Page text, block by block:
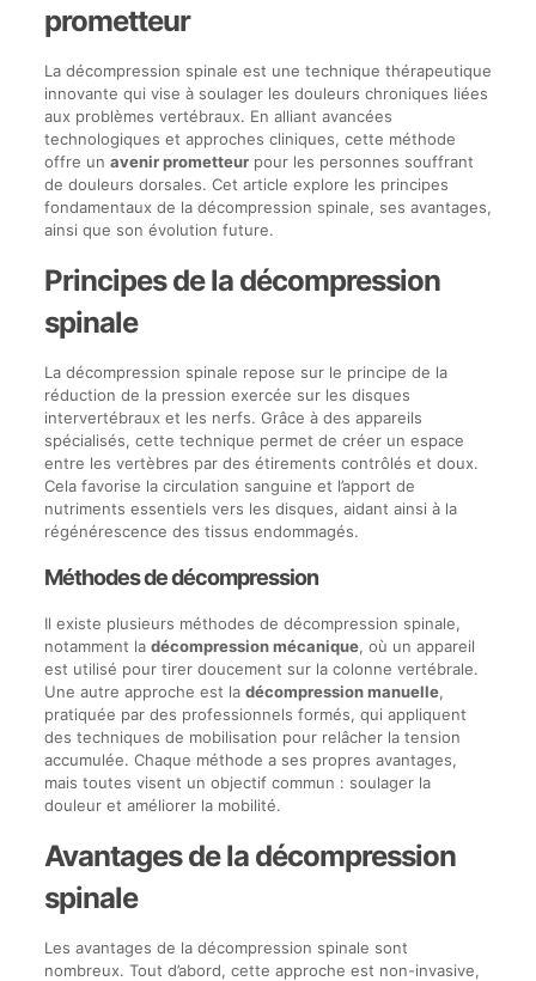
prometteur
La décompression spinale est une technique thérapeutique
innovante qui vise à soulager les douleurs chroniques liées
aux problèmes vertébraux. En alliant avancées
technologiques et approches cliniques, cette méthode
offre un avenir prometteurpour les personnes souffrant
de douleurs dorsales. Cet article explore les principes
fondamentaux de la décompression spinale, ses avantages,
ainsi que son évolution future.
Principes de la décompression
spinale
La décompression spinale repose sur le principe de la
réduction de la pression exercée sur les disques
intervertébraux et les nerfs. Grâce à des appareils
spécialisés, cette technique permet de créer un espace
entre les vertèbres par des étirements contrôlés et doux.
Cela favorise la circulation sanguine et l’apport de
nutriments essentiels vers les disques, aidant ainsi à la
régénérescence des tissus endommagés.
Méthodes de décompression
Il existe plusieurs méthodes de décompression spinale,
notamment la décompression mécanique, où un appareil
est utilisé pour tirer doucement sur la colonne vertébrale.
Une autre approche est la décompression manuelle,
pratiquée par des professionnels formés, qui appliquent
des techniques de mobilisation pour relâcher la tension
accumulée. Chaque méthode a ses propres avantages,
mais toutes visent un objectif commun : soulager la
douleur et améliorer la mobilité.
Avantages de la décompression
spinale
Les avantages de la décompression spinale sont
nombreux. Tout d’abord, cette approche est non-invasive,